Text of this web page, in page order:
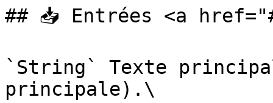
## 📥 Entrées <a
`String` Texte
principale).\